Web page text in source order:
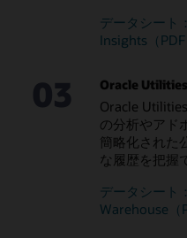
データシート
Insights（PDF
03 Oracle
Oracle
の分析やアド
簡略化された
な履歴を把握
データシート
Warehouse（